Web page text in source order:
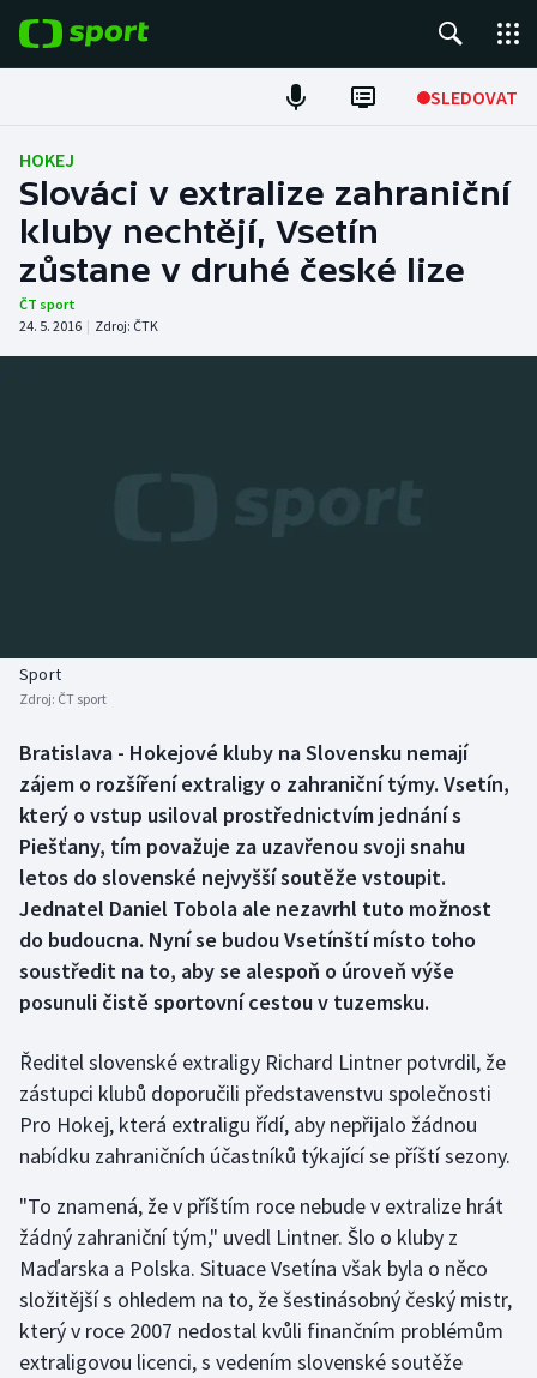
SLEDOVAT
Fotbal
Hokej
Tenis
Atletika
Biatlon
Box
Curling
Dostihy
Florbal
Futsal
Golf
Gymnastika
Jezdectví
Judo
Krasobruslení
Aplikace ČT sport
HOKEJ
Slováci v extralize zahraniční
kluby nechtějí, Vsetín
zůstane v druhé české lize
ČT sport
24. 5. 2016 | Zdroj: ČTK
Sport
Zdroj: ČT sport
Bratislava - Hokejové kluby na Slovensku nemají
zájem o rozšíření extraligy o zahraniční týmy. Vsetín,
který o vstup usiloval prostřednictvím jednání s
Piešťany, tím považuje za uzavřenou svoji snahu
letos do slovenské nejvyšší soutěže vstoupit.
Jednatel Daniel Tobola ale nezavrhl tuto možnost
do budoucna. Nyní se budou Vsetínští místo toho
soustředit na to, aby se alespoň o úroveň výše
posunuli čistě sportovní cestou v tuzemsku.
Ředitel slovenské extraligy Richard Lintner potvrdil, že
zástupci klubů doporučili představenstvu společnosti
Pro Hokej, která extraligu řídí, aby nepřijalo žádnou
nabídku zahraničních účastníků týkající se příští sezony.
"To znamená, že v příštím roce nebude v extralize hrát
žádný zahraniční tým," uvedl Lintner. Šlo o kluby z
Maďarska a Polska. Situace Vsetína však byla o něco
složitější s ohledem na to, že šestinásobný český mistr,
který v roce 2007 nedostal kvůli finančním problémům
extraligovou licenci, s vedením slovenské soutěže